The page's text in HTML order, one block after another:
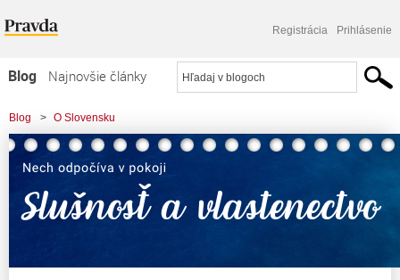
Registrácia Prihlásenie
Blog
Najnovšie články
Najčítanejšie články
Najkomentovanejšie články
Komerčné blogy
Blog > O Slovensku